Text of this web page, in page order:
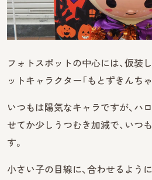
フォトスポットの中心には、仮装
ットキャラクター「もとずきんちゃ
いつもは陽気なキャラですが、ハ
せてか少しうつむき加減で、いつ
す。
小さい子の目線に、合わせるよう